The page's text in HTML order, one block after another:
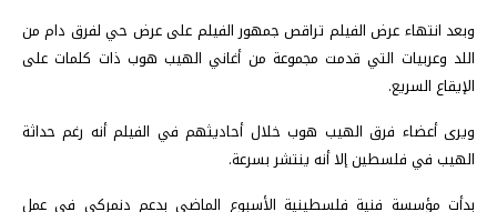
وبعد انتهاء عرض الفيلم تراقص جمهور الفيلم على عرض حي لفرق دام من
اللد وعربيات التي قدمت مجموعة من أغاني الهيب هوب ذات كلمات على
الإيقاع السريع.
ويرى أعضاء فرق الهيب هوب خلال أحاديثهم في الفيلم أنه رغم حداثة
الهيب في فلسطين إلا أنه ينتشر بسرعة.
بدأت مؤسسة فنية فلسطينية الأسبوع الماضي بدعم دنمركي في عمل